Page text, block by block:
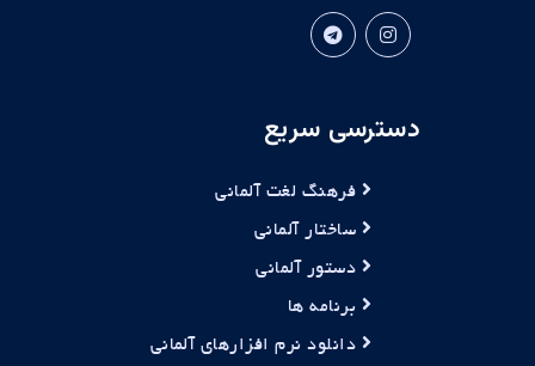
دسترسی سریع
فرهنگ لغت آلمانی
ساختار آلمانی
دستور آلمانی
برنامه ها
دانلود نرم افزارهای آلمانی